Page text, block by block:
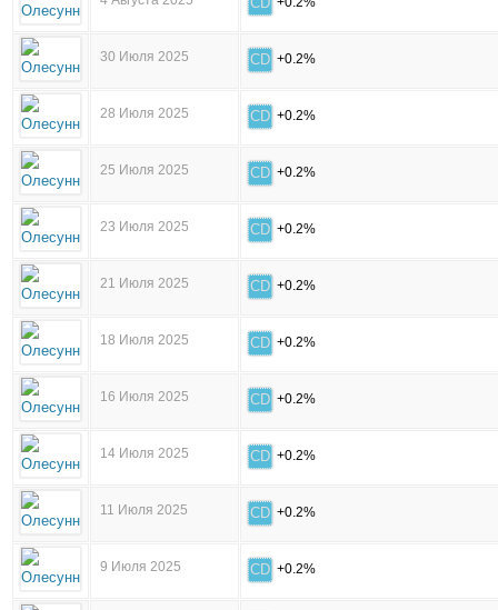
30 Июля 2025 CD +0.2%
28 Июля 2025 CD +0.2%
25 Июля 2025 CD +0.2%
23 Июля 2025 CD +0.2%
21 Июля 2025 CD +0.2%
18 Июля 2025 CD +0.2%
16 Июля 2025 CD +0.2%
14 Июля 2025 CD +0.2%
11 Июля 2025 CD +0.2%
9 Июля 2025 CD +0.2%